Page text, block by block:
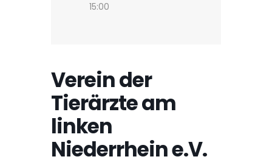
15:00
Verein der
Tierärzte am
linken
Niederrhein e.V.